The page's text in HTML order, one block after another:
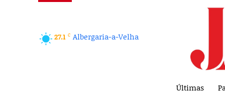
27.1 C Albergaria-a-Velha
Últimas